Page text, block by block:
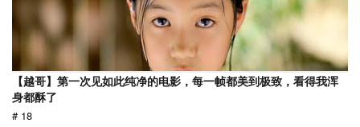
【越哥】第一次见如此纯净的电影，每一帧都美到极致，看得我浑
身都酥了
# 18